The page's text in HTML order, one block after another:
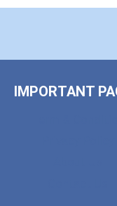
IMPORTANT